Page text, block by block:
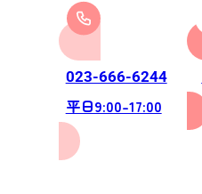
023-666-6244
平日9:00-17:00